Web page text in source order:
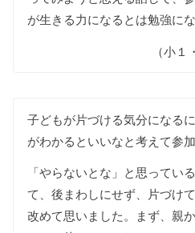
が生きる力になるとは勉強にな
（小１
子どもが片づける気分になる
がわかるといいなと考えて参加
「やらないとな」と思ってい
て、後まわしにせず、片づけ
改めて思いました。まず、親